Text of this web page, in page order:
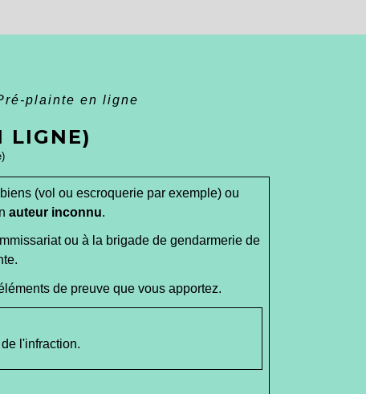
plainte en ligne
LIGNE)
(vol ou escroquerie par exemple) ou
auteur inconnu.
ou à la brigade de gendarmerie de
de preuve que vous apportez.
l'infraction.